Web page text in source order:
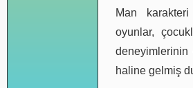
Man
oyunlar,
deneyimlerinin
haline gelmiş